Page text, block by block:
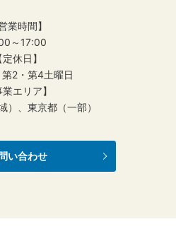
業時間】
～17:00
定休日】
第2・第4土曜日
業エリア】
）、東京都（一部）
い合わせ